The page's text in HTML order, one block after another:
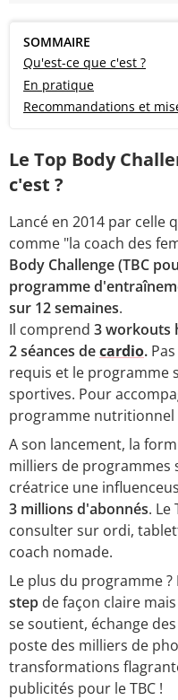
SOMMAIRE
Qu'est-ce que c'est ?
En pratique
Recommandations et
Le Top Body
c'est ?
Lancé en 2014 par celle
comme "la coach des
Body Challenge (TBC
programme
sur 12 semaines.
Il comprend 3 workouts
2 séances decardio.
requis et le programme
sportives. Pour
programme nutritionnel
A son lancement, la
milliers de programmes
créatrice une
3 millions d'abonnés. Le
consulter sur ordi,
coach nomade.
Le plus du programme ?
step de façon claire
se soutient, échange
poste des milliers de
transformations
publicités pour le TBC !